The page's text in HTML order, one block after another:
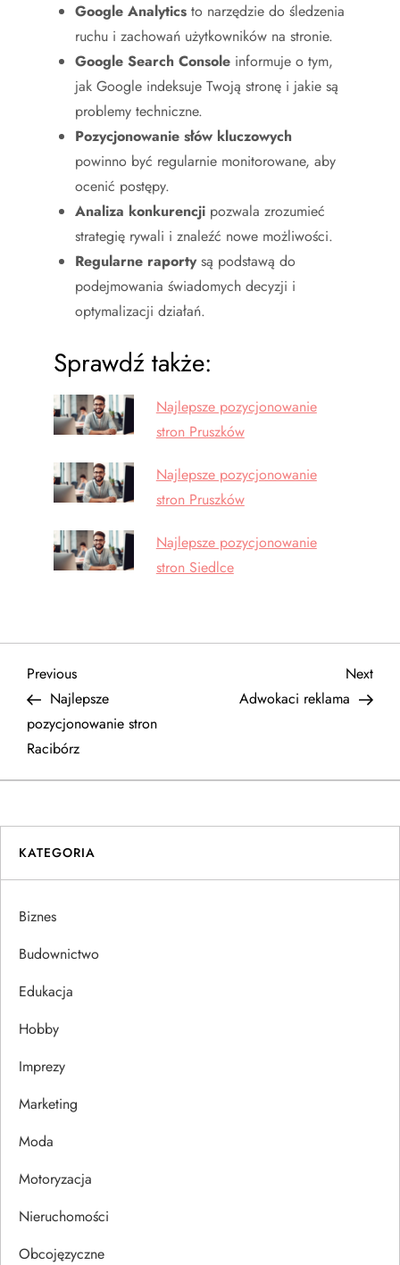
Google Analytics to narzędzie do śledzenia
ruchu i zachowań użytkowników na stronie.
Google Search Console informuje o tym,
jak Google indeksuje Twoją stronę i jakie są
problemy techniczne.
Pozycjonowanie słów kluczowych
powinno być regularnie monitorowane, aby
ocenić postępy.
Analiza konkurencji pozwala zrozumieć
strategię rywali i znaleźć nowe możliwości.
Regularne raportysą podstawą do
podejmowania świadomych decyzji i
optymalizacji działań.
Sprawdź także:
Najlepsze pozycjonowanie
stron Pruszków
Najlepsze pozycjonowanie
stron Pruszków
Najlepsze pozycjonowanie
stron Siedlce
N
a
w
g
a
c
j
a
w
p
i
s
u
Previous
Post
Previous
Najlepsze
pozycjonowanie stron
Racibórz
Next
Post
Next
Adwokaci reklama
KATEGORIA
Biznes
Budownictwo
Edukacja
Hobby
Imprezy
Marketing
Moda
Motoryzacja
Nieruchomości
Obcojęzyczne